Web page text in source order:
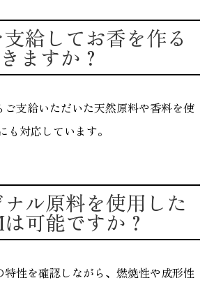
給してお香を作る
ますか？
ご支給いただいた天然原料や香料を使
も対応しています。
ル原料を使用した
可能ですか？
性を確認しながら、燃焼性や成形性